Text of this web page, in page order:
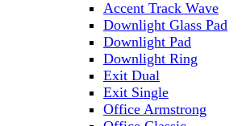
Accent Track Wave
Downlight Glass Pad
Downlight Pad
Downlight Ring
Exit Dual
Exit Single
Office Armstrong